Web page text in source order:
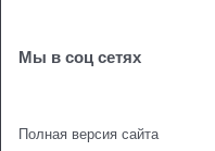
Мы в соц сетях
Полная версия сайта